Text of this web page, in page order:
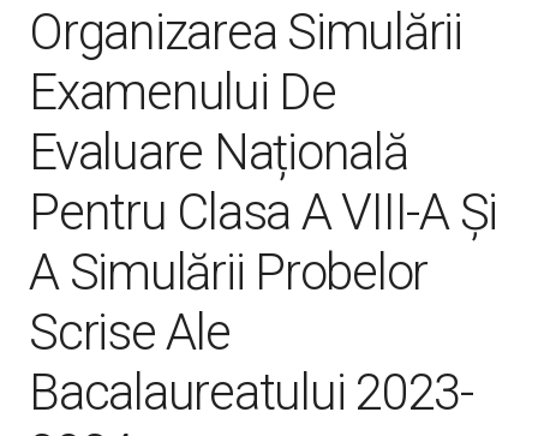
Organizarea Simulării
Examenului De
Evaluare Națională
Pentru Clasa A VIII-A Și
A Simulării Probelor
Scrise Ale
Bacalaureatului 2023-